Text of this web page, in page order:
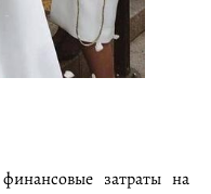
затраты на